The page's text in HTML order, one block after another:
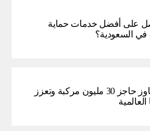
على أفضل خدمات حماية
في السعودية؟
GAC تتجاوز حاجز 30 مليون مركبة وتعزز